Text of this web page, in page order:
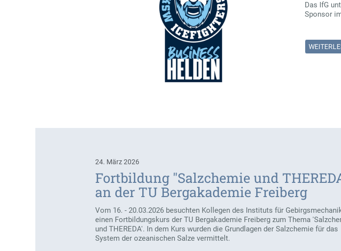
Das IfG
Sponsor
24. März 2026
Fortbildung "Salzchemie und
an der TU Bergakademie Freiberg
Vom 16. - 20.03.2026 besuchten Kollegen des Instituts für
einen Fortbildungskurs der TU Bergakademie Freiberg zum Thema
und THEREDA'. In dem Kurs wurden die Grundlagen der Salzchemie für das
System der ozeanischen Salze vermittelt.